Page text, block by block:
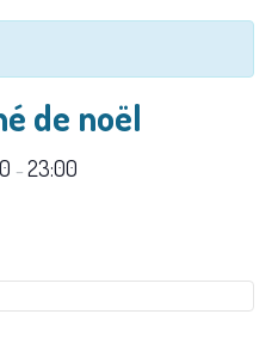
de noël
– 23:00